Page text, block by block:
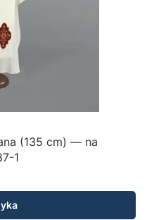
(135 cm) — na
1